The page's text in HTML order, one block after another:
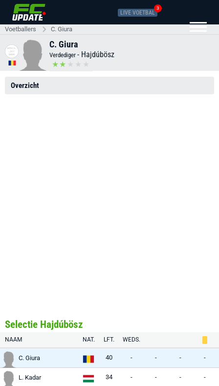
LIVE VOETBAL
3
Voetballers C. Giura
C. Giura
Verdediger - Hajdúbösz
Overzicht
Selectie Hajdúbösz
NAAM NAT. LFT. WEDS.
C. Giura 40 - - - -
L. Kadar 34 - - - -